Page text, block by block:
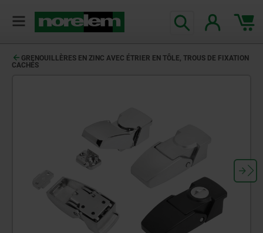
GRENOUILLÈRES EN ZINC AVEC ÉTRIER EN TÔLE, TROUS DE FIXATION
CACHÉS